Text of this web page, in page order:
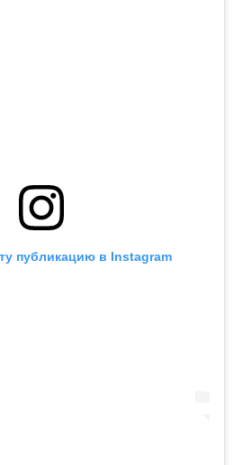
публикацию в Instagram